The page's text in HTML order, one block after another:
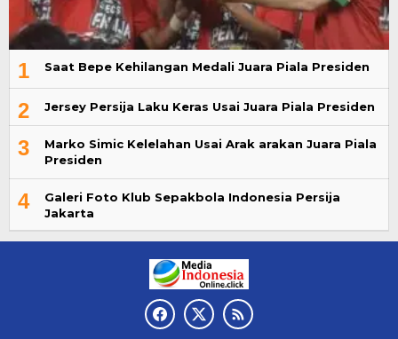
1 Saat Bepe Kehilangan Medali Juara Piala Presiden
2 Jersey Persija Laku Keras Usai Juara Piala Presiden
3
Marko Simic Kelelahan Usai Arak arakan Juara Piala
Presiden
4
Galeri Foto Klub Sepakbola Indonesia Persija
Jakarta